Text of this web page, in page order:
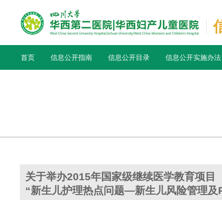
首页 信息公开指南 信息公开目录 信息公开实施办法
关于举办2015年国家级继续医学教育项目
“新生儿护理热点问题—新生儿风险管理及